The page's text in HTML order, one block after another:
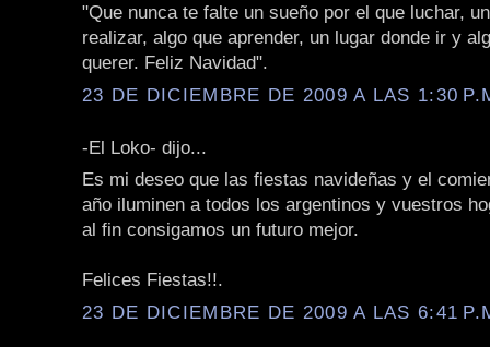
"Que nunca te falte un sueño por el que luchar,
realizar, algo que aprender, un lugar donde ir y
querer. Feliz Navidad".
23 DE DICIEMBRE DE 2009 A LAS 1:30
-El Loko- dijo...
Es mi deseo que las fiestas navideñas y el
año iluminen a todos los argentinos y vuestros
al fin consigamos un futuro mejor.
Felices Fiestas!!.
23 DE DICIEMBRE DE 2009 A LAS 6:41